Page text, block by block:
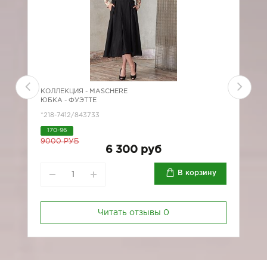
КОЛЛЕКЦИЯ - MASCHERE
ЮБКА - ФУЭТТЕ
*218-7412/843733
170-96
9000 РУБ
6 300 руб
В корзину
Читать отзывы 0